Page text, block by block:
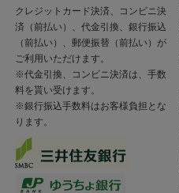
クレジットカード決済、コンビニ決
済（前払い）、代金引換、銀行振込
（前払い）、郵便振替（前払い）が
ご利用いただけます。
※代金引換、コンビニ決済は、手数
料を貰い受けます。
※銀行振込手数料はお客様負担とな
ります。